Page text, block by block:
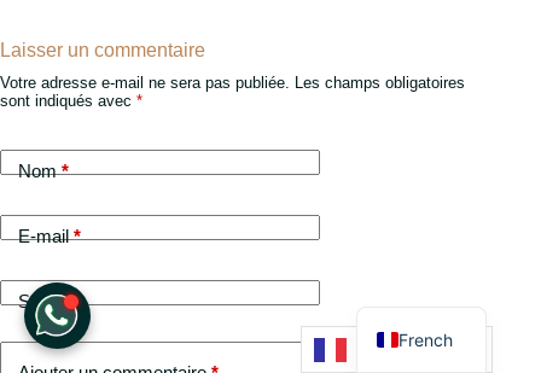
Laisser un commentaire
Votre adresse e-mail ne sera pas publiée. Les champs obligatoires
sont indiqués avec *
Nom*
E-mail*
Site web
French
Français